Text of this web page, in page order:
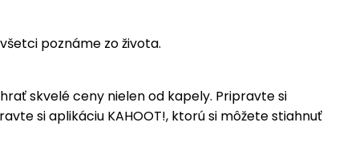
poznáme zo života.
skvelé ceny nielen od kapely. Pripravte si
si aplikáciu KAHOOT!, ktorú si môžete stiahnuť